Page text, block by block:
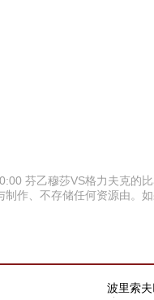
芬乙穆莎VS格力夫克
作、不存储任何资源由。
波里索夫